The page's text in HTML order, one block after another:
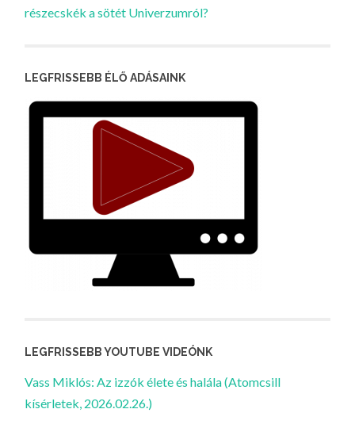
részecskék a sötét Univerzumról?
LEGFRISSEBB ÉLŐ ADÁSAINK
LEGFRISSEBB YOUTUBE VIDEÓNK
Vass Miklós: Az izzók élete és halála (Atomcsill
kísérletek, 2026.02.26.)